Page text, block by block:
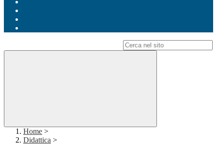
Home >
Didattica >